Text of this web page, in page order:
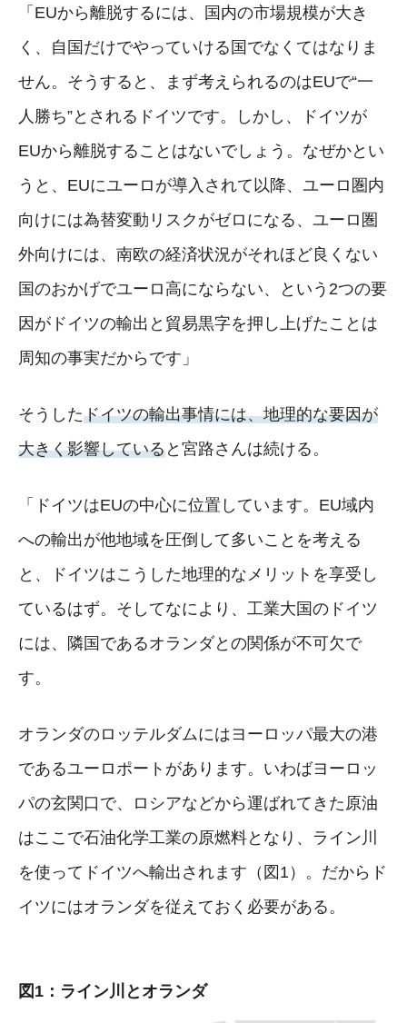
「EUから離脱するには、国内の市場規模が大き
く、自国だけでやっていける国でなくてはなりま
せん。そうすると、まず考えられるのはEUで“一
人勝ち”とされるドイツです。しかし、ドイツが
EUから離脱することはないでしょう。なぜかとい
うと、EUにユーロが導入されて以降、ユーロ圏内
向けには為替変動リスクがゼロになる、ユーロ圏
外向けには、南欧の経済状況がそれほど良くない
国のおかげでユーロ高にならない、という2つの要
因がドイツの輸出と貿易黒字を押し上げたことは
周知の事実だからです」
そうしたドイツの輸出事情には、地理的な要因が
大きく影響していると宮路さんは続ける。
「ドイツはEUの中心に位置しています。EU域内
への輸出が他地域を圧倒して多いことを考える
と、ドイツはこうした地理的なメリットを享受し
ているはず。そしてなにより、工業大国のドイツ
には、隣国であるオランダとの関係が不可欠で
す。
オランダのロッテルダムにはヨーロッパ最大の港
であるユーロポートがあります。いわばヨーロッ
パの玄関口で、ロシアなどから運ばれてきた原油
はここで石油化学工業の原燃料となり、ライン川
を使ってドイツへ輸出されます（図1）。だからド
イツにはオランダを従えておく必要がある。
図1：ライン川とオランダ